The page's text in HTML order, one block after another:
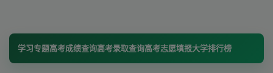
学习专题高考成绩查询高考录取查询高考志愿填报大学排行榜